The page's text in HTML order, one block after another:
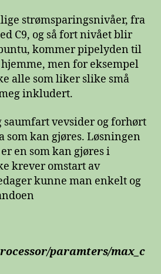
strømsparingsnivåer, fra
C9, og så fort nivået blir
kommer pipelyden til
hjemme, men for eksempel
alle som liker slike små
inkludert.
vevsider og forhørt
som kan gjøres. Løsningen
en som kan gjøres i
krever omstart av
kunne man enkelt og
paramters/max_c